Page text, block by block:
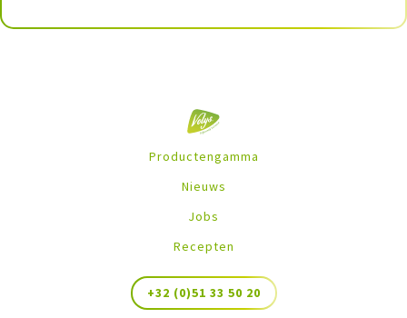
Productengamma
Nieuws
Jobs
Recepten
+32 (0)51 33 50 20